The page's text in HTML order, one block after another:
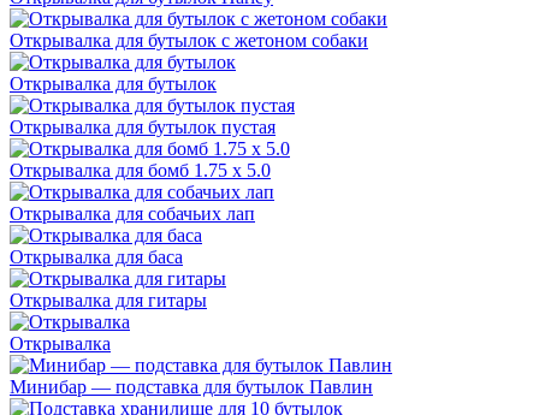
Открывалка для бутылок с жетоном собаки
Открывалка для бутылок
Открывалка для бутылок пустая
Открывалка для бомб 1.75 x 5.0
Открывалка для собачьих лап
Открывалка для баса
Открывалка для гитары
Открывалка
Минибар — подставка для бутылок Павлин